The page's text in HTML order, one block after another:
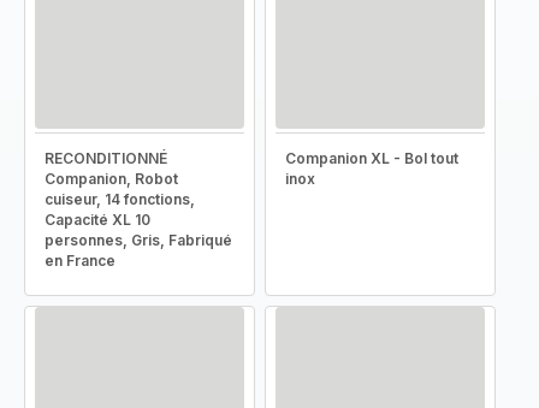
RECONDITIONNÉ
Companion, Robot
cuiseur, 14 fonctions,
Capacité XL 10
personnes, Gris, Fabriqué
en France
Companion XL - Bol tout
inox